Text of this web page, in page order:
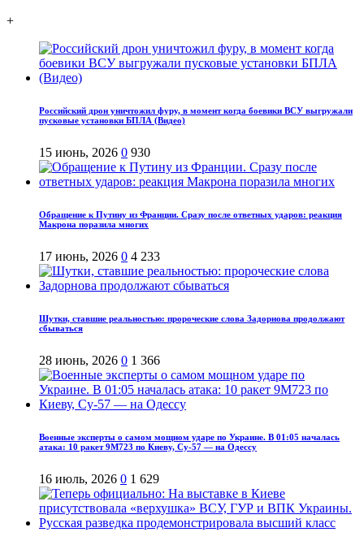
+
Российский дрон уничтожил фуру, в момент когда боевики ВСУ выгружали
пусковые установки БПЛА (Видео)
15 июнь, 2026 0 930
Обращение к Путину из Франции. Сразу после ответных ударов: реакция
Макрона поразила многих
17 июнь, 2026 0 4 233
Шутки, ставшие реальностью: пророческие слова Задорнова продолжают
сбываться
28 июнь, 2026 0 1 366
Военные эксперты о самом мощном ударе по Украине. В 01:05 началась
атака: 10 ракет 9М723 по Киеву, Су-57 — на Одессу
16 июль, 2026 0 1 629